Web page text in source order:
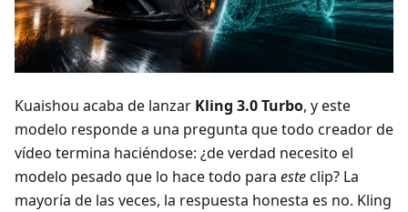
Kuaishou acaba de lanzar Kling 3.0 Turbo, y este
modelo responde a una pregunta que todo creador de
vídeo termina haciéndose: ¿de verdad necesito el
modelo pesado que lo hace todo para esteclip? La
mayoría de las veces, la respuesta honesta es no. Kling